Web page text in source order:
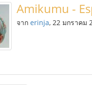
Amikumu -
จาก erinja, 22 มกราคม